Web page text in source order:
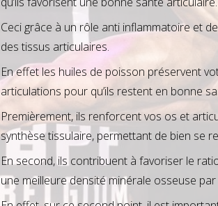
Ceci grâce à un rôle anti inflammatoire et
des tissus articulaires.
En effet les huiles de poisson préservent
articulations pour qu’ils restent en bonne
Premièrement, ils renforcent vos os et
synthèse tissulaire, permettant de bien se
En second, ils contribuent à favoriser le
une meilleure densité minérale osseuse